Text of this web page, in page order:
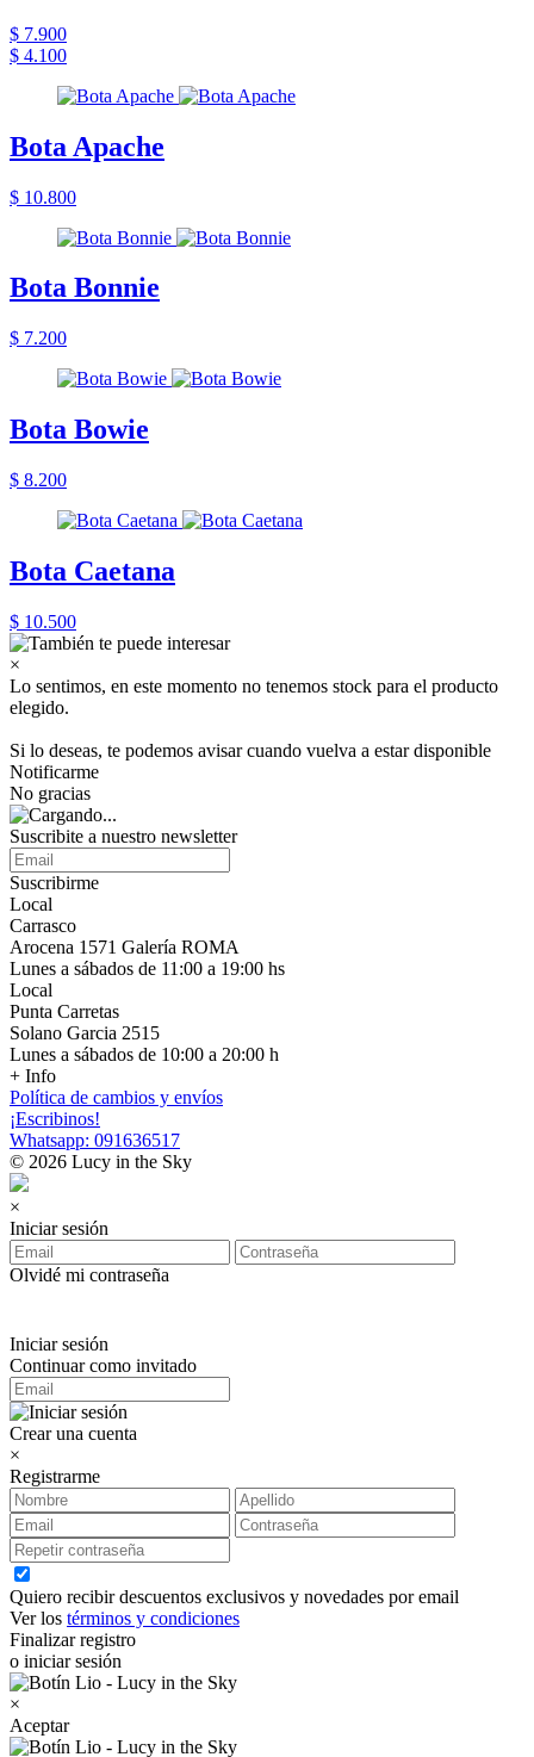
$ 7.900
$ 4.100
Bota Apache
$ 10.800
Bota Bonnie
$ 7.200
Bota Bowie
$ 8.200
Bota Caetana
$ 10.500
×
Lo sentimos, en este momento no tenemos stock para el producto
elegido.
Si lo deseas, te podemos avisar cuando vuelva a estar disponible
Notificarme
No gracias
Suscribite a nuestro newsletter
Suscribirme
Local
Carrasco
Arocena 1571 Galería ROMA
Lunes a sábados de 11:00 a 19:00 hs
Local
Punta Carretas
Solano Garcia 2515
Lunes a sábados de 10:00 a 20:00 h
+ Info
Política de cambios y envíos
¡Escribinos!
Whatsapp: 091636517
© 2026 Lucy in the Sky
×
Iniciar sesión
Olvidé mi contraseña
Iniciar sesión
Continuar como invitado
Crear una cuenta
×
Registrarme
Quiero recibir descuentos exclusivos y novedades por email
Ver los términos y condiciones
Finalizar registro
o iniciar sesión
×
Aceptar